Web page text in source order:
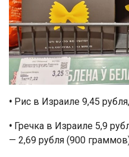
• Рис в Израиле 9,45
• Гречка в Израиле 5,9
— 2,69 рубля (900